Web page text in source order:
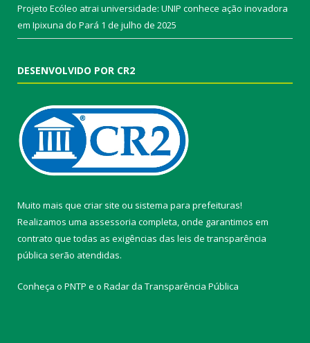
Projeto Ecóleo atrai universidade: UNIP conhece ação inovadora
em Ipixuna do Pará 1 de julho de 2025
DESENVOLVIDO POR CR2
Muito mais que criar site ou sistema para prefeituras!
Realizamos uma assessoria completa, onde garantimos em
contrato que todas as exigências das leis de transparência
pública serão atendidas.
Conheça o PNTP e o Radar da Transparência Pública